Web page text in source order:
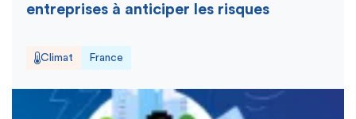
entreprises à anticiper les risques
Climat France